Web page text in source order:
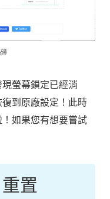
螢幕鎖定已經消
到原廠設定！此時
如果您有想要嘗試
置